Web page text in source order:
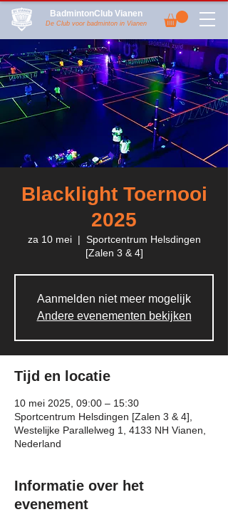
BadmintonClub Vianen
De Club voor badminton in Vianen
Blacklight Toernooi
2025
za 10 mei
  |
Sportcentrum Helsdingen
[Zalen 3 & 4]
Aanmelden niet meer mogelijk
Andere evenementen bekijken
Tijd en locatie
10 mei 2025, 09:00 – 15:30
Sportcentrum Helsdingen [Zalen 3 & 4],
Westelijke Parallelweg 1, 4133 NH Vianen,
Nederland
Informatie over het
evenement